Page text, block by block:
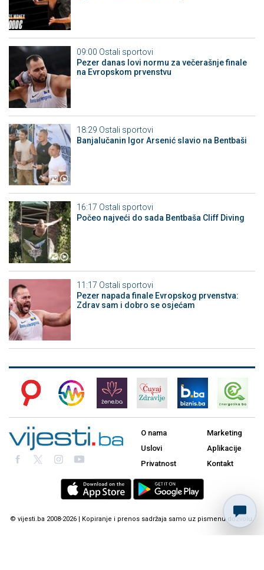
09:00 Ostali sportovi
Pezer danas lovi normu za večerašnje finale
na Evropskom prvenstvu
18:29 Ostali sportovi
Banjalučanin Igor Arsenić slavio na Bentbaši
16:17 Ostali sportovi
Počeo najveći do sada Bentbaša Cliff Diving
11:17 Ostali sportovi
Pezer napada finale Evropskog prvenstva:
Zdrav sam i dobro se osjećam
O nama
Uslovi
Privatnost
Marketing
Aplikacije
Kontakt
© vijesti.ba 2008-2026 | Kopiranje i prenos sadržaja samo uz pismenu dozvolu.